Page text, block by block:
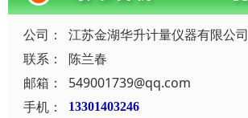
公司：
江苏金湖华升计量仪器有限公司
联系：
陈兰春
邮箱：
549001739@qq.com
手机：
13301403246